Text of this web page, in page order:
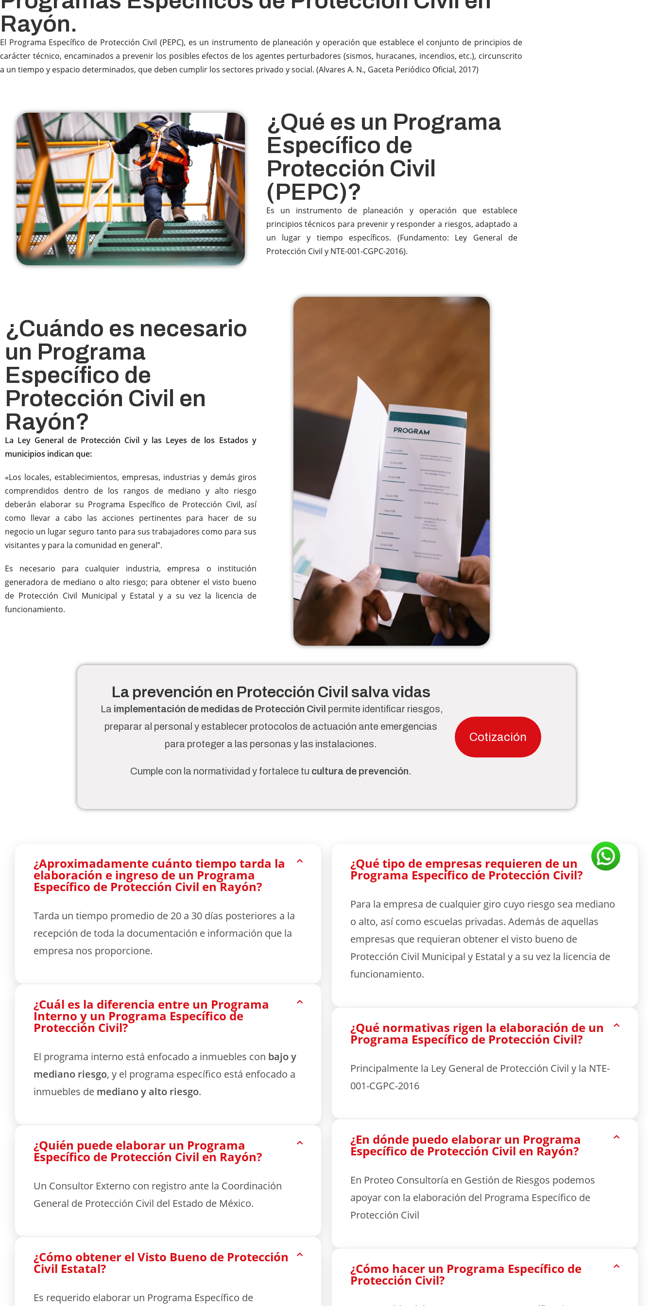
Rayón.
El Programa Específico de Protección Civil (PEPC), es un instrumento de planeación y operación que establece el conjunto de principios de
carácter técnico, encaminados a prevenir los posibles efectos de los agentes perturbadores (sismos, huracanes, incendios, etc.), circunscrito
a un tiempo y espacio determinados, que deben cumplir los sectores privado y social. (Alvares A. N., Gaceta Periódico Oficial, 2017)
¿Qué es un Programa
Específico de
Protección Civil
(PEPC)?​
Es un instrumento de planeación y operación que establece
principios técnicos para prevenir y responder a riesgos, adaptado a
un lugar y tiempo específicos. (Fundamento: Ley General de
Protección Civil y NTE-001-CGPC-2016).
¿Cuándo es necesario
un Programa
Específico de
Protección Civil en
Rayón?​
La Ley General de Protección Civil y las Leyes de los Estados y
municipios indican que:
«Los locales, establecimientos, empresas, industrias y demás giros
comprendidos dentro de los rangos de mediano y alto riesgo
deberán elaborar su Programa Específico de Protección Civil, así
como llevar a cabo las acciones pertinentes para hacer de su
negocio un lugar seguro tanto para sus trabajadores como para sus
visitantes y para la comunidad en general”.
Es necesario para cualquier industria, empresa o institución
generadora de mediano o alto riesgo; para obtener el visto bueno
de Protección Civil Municipal y Estatal y a su vez la licencia de
funcionamiento.
La prevención en Protección Civil salva vidas
La implementación de medidas de Protección Civil permite identificar riesgos,
preparar al personal y establecer protocolos de actuación ante emergencias
para proteger a las personas y las instalaciones.
Cumple con la normatividad y fortalece tu cultura de prevención.
Cotización
¿Aproximadamente cuánto tiempo tarda la
elaboración e ingreso de un Programa
Específico de Protección Civil en Rayón?
Tarda un tiempo promedio de 20 a 30 días posteriores a la
recepción de toda la documentación e información que la
empresa nos proporcione.
¿Cuál es la diferencia entre un Programa
Interno y un Programa Específico de
Protección Civil?
El programa interno está enfocado a inmuebles con bajo y
mediano riesgo, y el programa específico está enfocado a
inmuebles de mediano y alto riesgo.
¿Quién puede elaborar un Programa
Específico de Protección Civil en Rayón?
Un Consultor Externo con registro ante la Coordinación
General de Protección Civil del Estado de México.
¿Cómo obtener el Visto Bueno de Protección
Civil Estatal?
Es requerido elaborar un Programa Específico de
¿Qué tipo de empresas requieren de un
Programa Específico de Protección Civil?
Para la empresa de cualquier giro cuyo riesgo sea mediano
o alto, así como escuelas privadas. Además de aquellas
empresas que requieran obtener el visto bueno de
Protección Civil Municipal y Estatal y a su vez la licencia de
funcionamiento.
¿Qué normativas rigen la elaboración de un
Programa Específico de Protección Civil?
Principalmente la Ley General de Protección Civil y la NTE-
001-CGPC-2016
¿En dónde puedo elaborar un Programa
Específico de Protección Civil en Rayón?
En Proteo Consultoría en Gestión de Riesgos podemos
apoyar con la elaboración del Programa Específico de
Protección Civil
¿Cómo hacer un Programa Específico de
Protección Civil?